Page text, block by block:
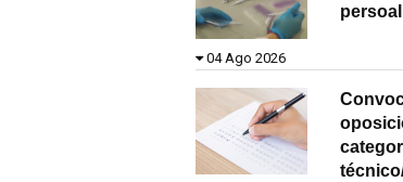
04 Ago 2026